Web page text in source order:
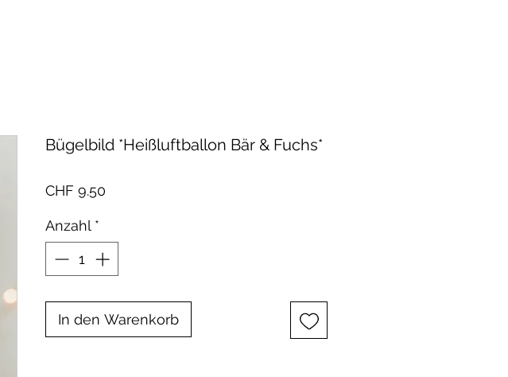
Bügelbild *Heißluftballon Bär & Fuchs*
CHF 9.50
Anzahl *
In den Warenkorb